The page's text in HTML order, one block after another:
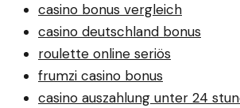
casino bonus vergleich
casino deutschland bonus
roulette online seriös
frumzi casino bonus
casino auszahlung unter 24